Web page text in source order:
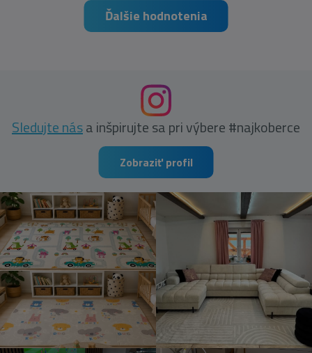
Ďalšie hodnotenia
Sledujte nása inšpirujte sa pri výbere #najkoberce
Zobraziť profil